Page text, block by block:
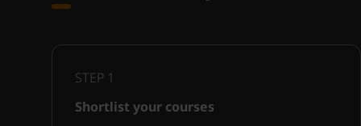
STEP 1
Shortlist your courses